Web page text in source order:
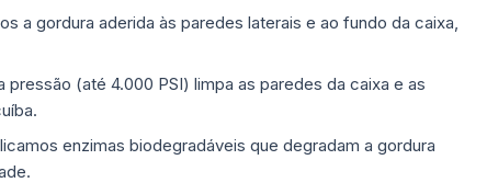
a gordura aderida às paredes laterais e ao fundo da caixa,
(até 4.000 PSI) limpa as paredes da caixa e as
enzimas biodegradáveis que degradam a gordura